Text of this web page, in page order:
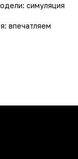
симуляция
впечатляем